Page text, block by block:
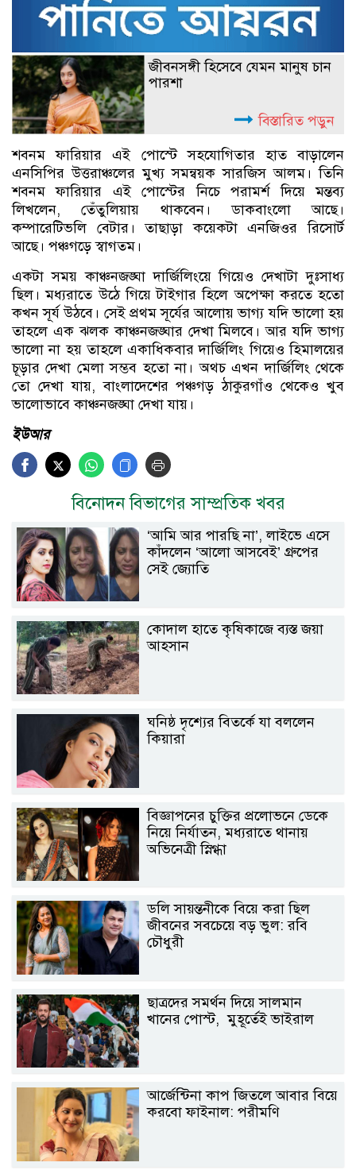
জীবনসঙ্গী হিসেবে যেমন মানুষ চান
পারশা
বিস্তারিত পড়ুন
শবনম ফারিয়ার এই পোস্টে সহযোগিতার হাত বাড়ালেন
এনসিপির উত্তরাঞ্চলের মুখ্য সমন্বয়ক সারজিস আলম। তিনি
শবনম ফারিয়ার এই পোস্টের নিচে পরামর্শ দিয়ে মন্তব্য
লিখলেন, তেঁতুলিয়ায় থাকবেন। ডাকবাংলো আছে।
কম্পারেটিভলি বেটার। তাছাড়া কয়েকটা এনজিওর রিসোর্ট
আছে। পঞ্চগড়ে স্বাগতম।
একটা সময় কাঞ্চনজঙ্ঘা দার্জিলিংয়ে গিয়েও দেখাটা দুঃসাধ্য
ছিল। মধ্যরাতে উঠে গিয়ে টাইগার হিলে অপেক্ষা করতে হতো
কখন সূর্য উঠবে। সেই প্রথম সূর্যের আলোয় ভাগ্য যদি ভালো হয়
তাহলে এক ঝলক কাঞ্চনজঙ্ঘার দেখা মিলবে। আর যদি ভাগ্য
ভালো না হয় তাহলে একাধিকবার দার্জিলিং গিয়েও হিমালয়ের
চূড়ার দেখা মেলা সম্ভব হতো না। অথচ এখন দার্জিলিং থেকে
তো দেখা যায়, বাংলাদেশের পঞ্চগড় ঠাকুরগাঁও থেকেও খুব
ভালোভাবে কাঞ্চনজঙ্ঘা দেখা যায়।
ইউআর
বিনোদন বিভাগের সাম্প্রতিক খবর
‘আমি আর পারছি না’, লাইভে এসে
কাঁদলেন ‘আলো আসবেই’ গ্রুপের
সেই জ্যোতি
কোদাল হাতে কৃষিকাজে ব্যস্ত জয়া
আহসান
ঘনিষ্ঠ দৃশ্যের বিতর্কে যা বললেন
কিয়ারা
বিজ্ঞাপনের চুক্তির প্রলোভনে ডেকে
নিয়ে নির্যাতন, মধ্যরাতে থানায়
অভিনেত্রী স্নিগ্ধা
ডলি সায়ন্তনীকে বিয়ে করা ছিল
জীবনের সবচেয়ে বড় ভুল: রবি
চৌধুরী
ছাত্রদের সমর্থন দিয়ে সালমান
খানের পোস্ট, মুহূর্তেই ভাইরাল
আর্জেন্টিনা কাপ জিতলে আবার বিয়ে
করবো ফাইনাল: পরীমণি